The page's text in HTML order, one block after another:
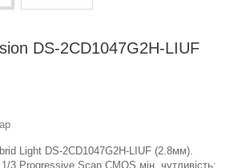
DS-2CD1047G2H-LIUF
Light DS-2CD1047G2H-LIUF (2.8мм).
3 Progressive Scan CMOS мін. чутливість: